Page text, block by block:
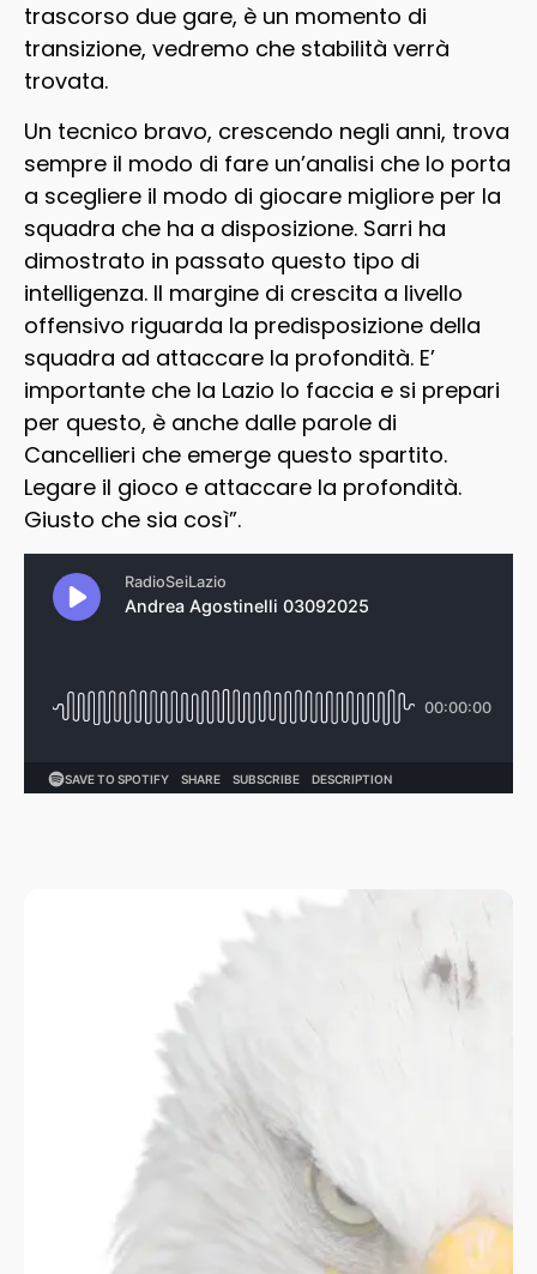
trascorso due gare, è un momento di
transizione, vedremo che stabilità verrà
trovata.
Un tecnico bravo, crescendo negli anni, trova
sempre il modo di fare un’analisi che lo porta
a scegliere il modo di giocare migliore per la
squadra che ha a disposizione. Sarri ha
dimostrato in passato questo tipo di
intelligenza. Il margine di crescita a livello
offensivo riguarda la predisposizione della
squadra ad attaccare la profondità. E’
importante che la Lazio lo faccia e si prepari
per questo, è anche dalle parole di
Cancellieri che emerge questo spartito.
Legare il gioco e attaccare la profondità.
Giusto che sia così”.